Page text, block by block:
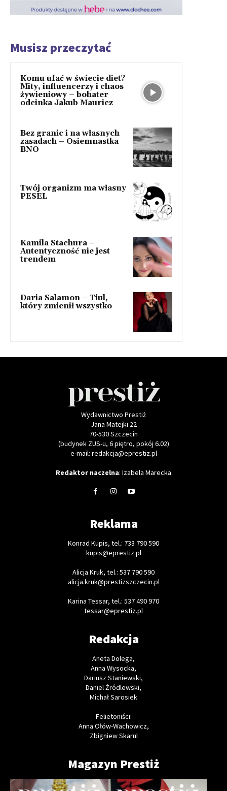
Musisz przeczytać
Komu ufać w świecie diet?
Mity, influencerzy i chaos
żywieniowy – bohater
odcinka Jakub Mauricz
Bez granic i na własnych
zasadach – Osiemnastka
BNO
Twój organizm ma własny
PESEL
Kamila Stachura –
Autentyczność nie jest
trendem
Daria Salamon – Tiul,
który zmienił wszystko
Wydawnictwo Prestiż
Jana Matejki 22
70-530 Szczecin
(budynek ZUS-u, 6 piętro, pokój 6.02)
e-mail: redakcja@eprestiz.pl
Redaktor naczelna: Izabela Marecka
Reklama
Konrad Kupis, tel.: 733 790 590
kupis@eprestiz.pl
Alicja Kruk, tel.: 537 790 590
alicja.kruk@prestizszczecin.pl
Karina Tessar, tel.: 537 490 970
tessar@eprestiz.pl
Redakcja
Aneta Dolega,
Anna Wysocka,
Dariusz Staniewski,
Daniel Źródlewski,
Michał Sarosiek
Felietoniści:
Anna Ołów-Wachowicz,
Zbigniew Skarul
Magazyn Prestiż